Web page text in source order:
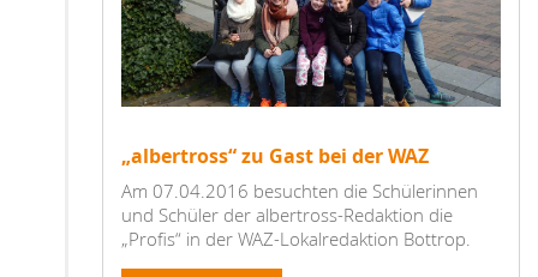
„albertross“ zu Gast bei der WAZ
Am 07.04.2016 besuchten die Schülerinnen
und Schüler der albertross-Redaktion die
„Profis“ in der WAZ-Lokalredaktion Bottrop.